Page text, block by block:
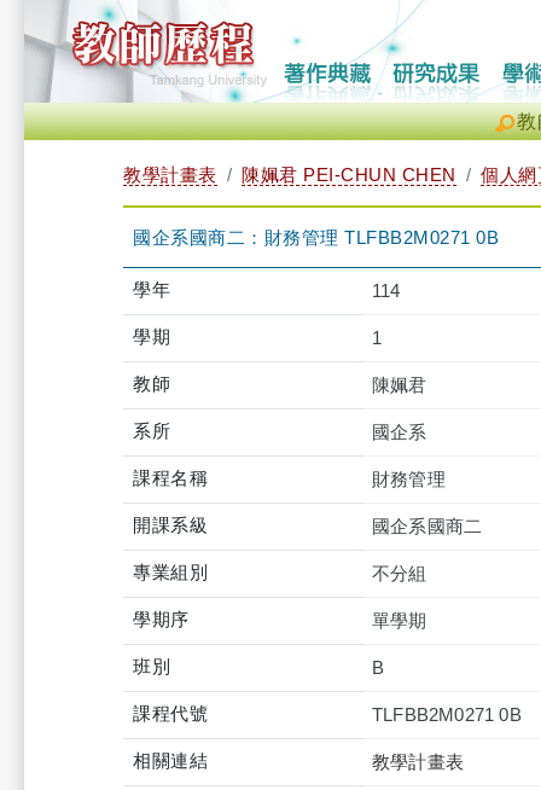
教
教學計畫表 陳姵君 PEI-CHUN CHEN 個人網
國企系國商二：財務管理 TLFBB2M0271 0B
學年 114
學期 1
教師 陳姵君
系所 國企系
課程名稱 財務管理
開課系級 國企系國商二
專業組別 不分組
學期序 單學期
班別 B
課程代號 TLFBB2M0271 0B
相關連結 教學計畫表